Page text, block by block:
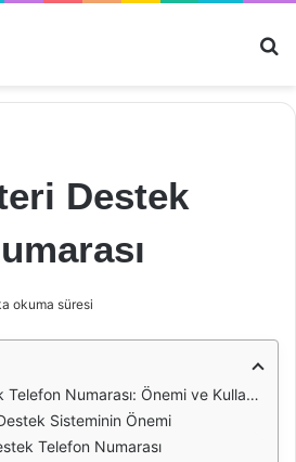
Destek
okuma süresi
Numarası: Önemi ve Kullanım Rehberi
Sisteminin Önemi
Telefon Numarası